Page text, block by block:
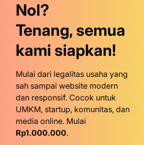
Nol?
Tenang, semua
kami siapkan!
Mulai dari legalitas usaha yang
sah sampai website modern
dan responsif. Cocok untuk
UMKM, startup, komunitas, dan
media online. Mulai
Rp1.000.000.